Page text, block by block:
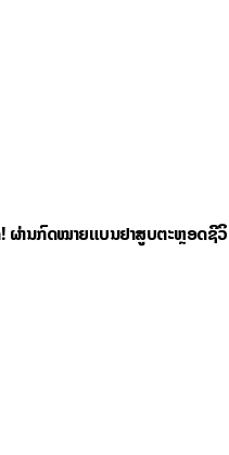
! ຜ່ານກົດໝາຍແບນຢາສູບຕະຫຼອດຊີ